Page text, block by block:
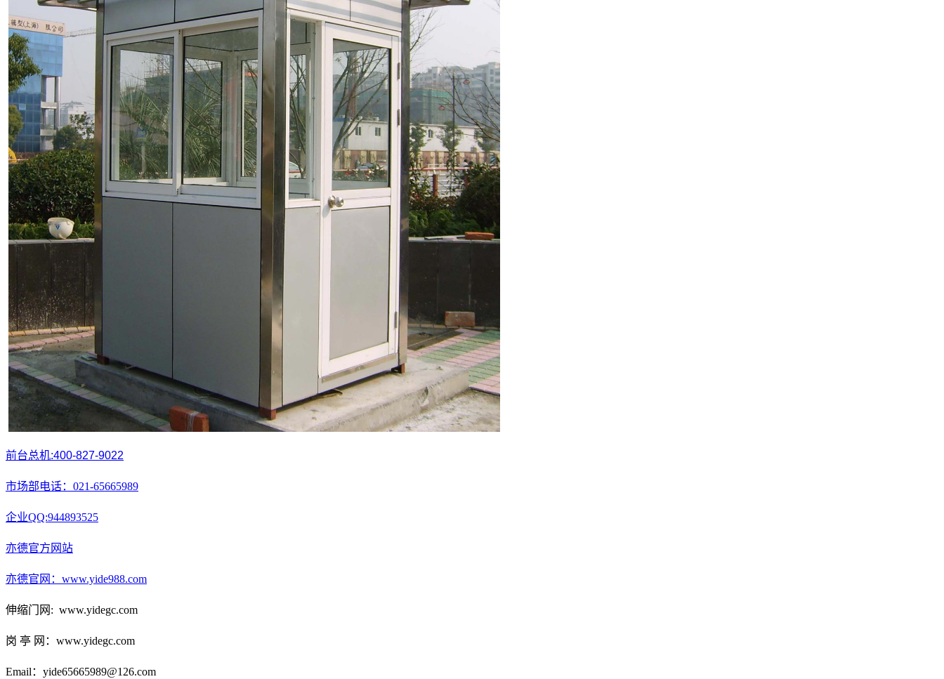
前台总机:400-827-9022
市场部电话： 021-65665989
企业QQ:944893525
亦德官方网站
亦德官网： www.yide988.com
伸缩门网 : www.yidegc.com
岗 亭 网： www.yidegc.com
Email：yide65665989@126.com